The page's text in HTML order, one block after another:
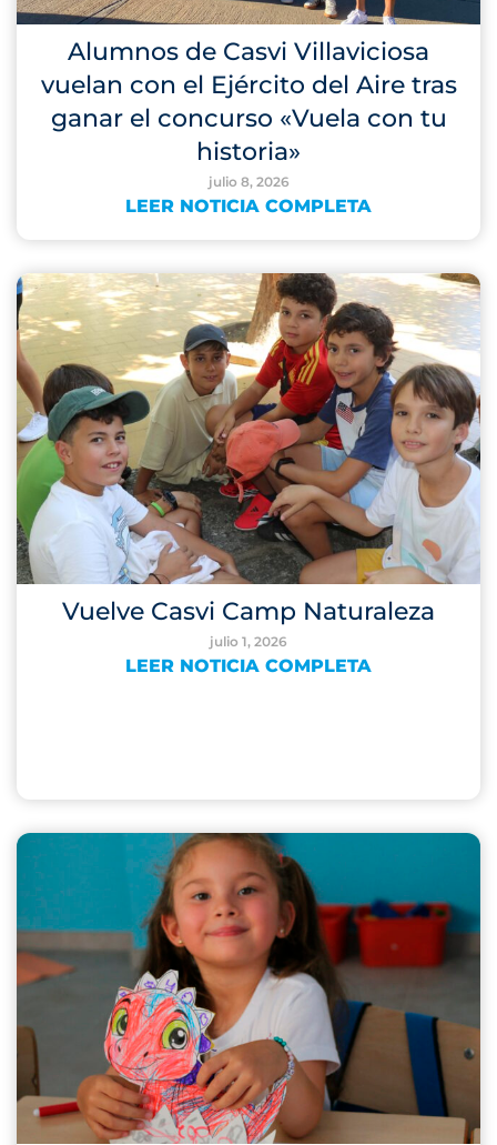
Alumnos de Casvi Villaviciosa
vuelan con el Ejército del Aire tras
ganar el concurso «Vuela con tu
historia»
julio 8, 2026
LEER NOTICIA COMPLETA
Vuelve Casvi Camp Naturaleza
julio 1, 2026
LEER NOTICIA COMPLETA